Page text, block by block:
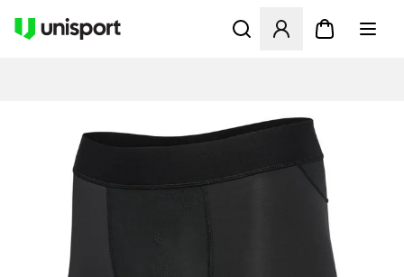
Åbner en Modal til at